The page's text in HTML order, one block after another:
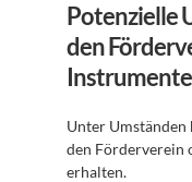
Potenzielle
den
Unter Umständen
den Förderverein
erhalten.